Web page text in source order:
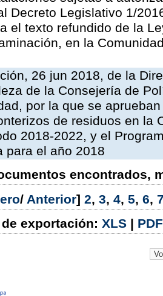
Decreto Legislativo 1/
el texto refundido de la
en la
26 jun 2018, de la
de la Consejería de
por la que se
de residuos en la
2018-2022, y el
para el año 2018
encontrados,
/ Anterior] 2, 3, 4, 5, 6,
exportación: XLS | PDF